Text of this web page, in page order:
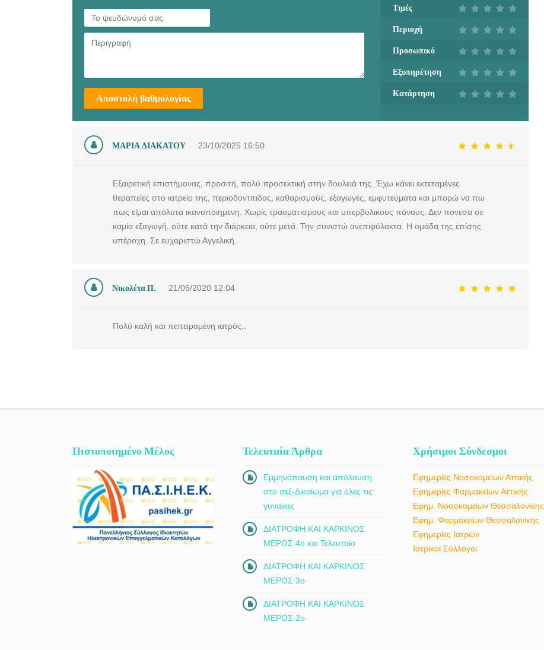
Τιμές
Περιοχή
Προσωπικό
Εξυπηρέτηση
Κατάρτηση
Αποστολή βαθμολογίας
ΜΑΡΙΑ ΔΙΑΚΑΤΟΥ 23/10/2025 16:50
Εξαιρετική επιστήμονας, προσιτή, πολύ προσεκτική στην δουλειά της. Έχω κάνει εκτεταμένες
θεραπείες στο ιατρείο της, περιοδοντιτιδας, καθαρισμούς, εξαγωγές, εμφυτεύματα και μπορώ να πω
πως είμαι απόλυτα ικανοποιημενη. Χωρίς τραυματισμους και υπερβολικους πόνους. Δεν πονεσα σε
καμία εξαγωγή, ούτε κατά την διάρκεια, ούτε μετά. Την συνιστώ ανεπιφύλακτα. Η ομάδα της επίσης
υπέροχη. Σε ευχαριστώ Αγγελική.
Νικολέτα Π. 21/05/2020 12:04
Πολύ καλή και πεπειραμένη ιατρός..
Πιστοποιημένο Μέλος Τελευταία Άρθρα
Εμμηνόπαυση και απόλαυση
στο σεξ-Δικαίωμα για όλες τις
γυναίκες
ΔΙΑΤΡΟΦΗ ΚΑΙ ΚΑΡΚΙΝΟΣ
ΜΕΡΟΣ 4ο και Τελευταίο
ΔΙΑΤΡΟΦΗ ΚΑΙ ΚΑΡΚΙΝΟΣ
ΜΕΡΟΣ 3ο
ΔΙΑΤΡΟΦΗ ΚΑΙ ΚΑΡΚΙΝΟΣ
ΜΕΡΟΣ 2ο
Χρήσιμοι Σύνδεσμοι
Εφημερίες Νοσοκομείων Αττικής
Εφημερίες Φαρμακείων Αττικής
Εφημ. Νοσοκομείων Θεσσαλονίκης
Εφημ. Φαρμακείων Θεσσαλονίκης
Εφημερίες Ιατρών
Ιατρικοί Σύλλογοι